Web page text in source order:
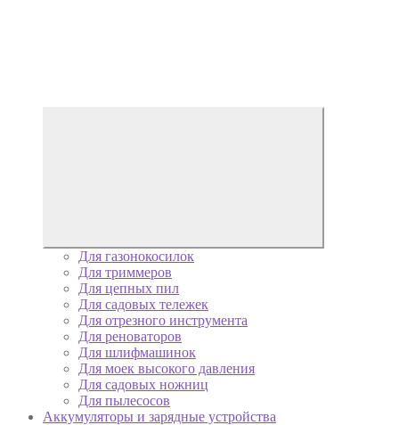
Для газонокосилок
Для триммеров
Для цепных пил
Для садовых тележек
Для отрезного инструмента
Для реноваторов
Для шлифмашинок
Для моек высокого давления
Для садовых ножниц
Для пылесосов
Аккумуляторы и зарядные устройства